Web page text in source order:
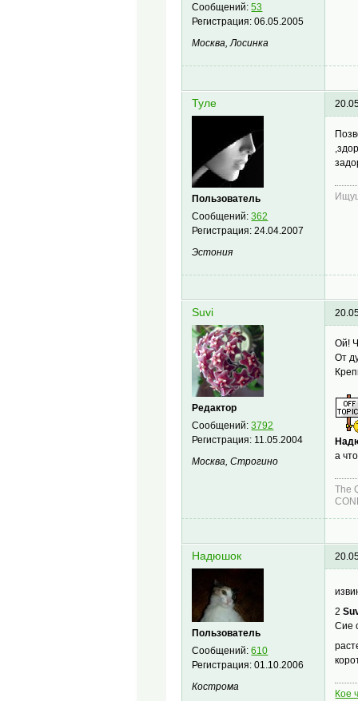
Сообщений:53
Регистрация:06.05.2005
Москва, Лосинка
Туле
Пользователь
Сообщений:362
Регистрация:24.04.2007
Эстония
Suvi
Редактор
Сообщений:3792
Регистрация: 11.05.2004
Москва, Строгино
Ой!
От
а
The
Надюшок
Пользователь
Сообщений:610
Регистрация:01.10.2006
Кострома
2
Сие
Кое